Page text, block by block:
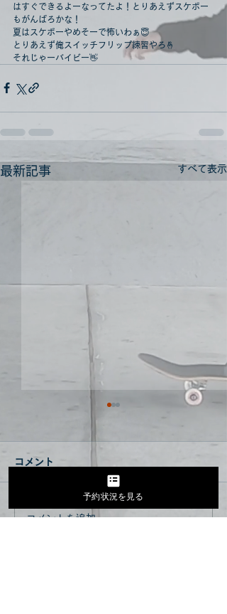
はすぐできるよーなってたよ！とりあえずスケボー
もがんばろかな！
夏はスケボーやめそーで怖いわぁ😇
とりあえず俺スイッチフリップ練習やろ🤞
それじゃーバイビー👋
最新記事 すべて表示
お家ランプ最高😊
コメント
コメントを追加…
予約状況を見る